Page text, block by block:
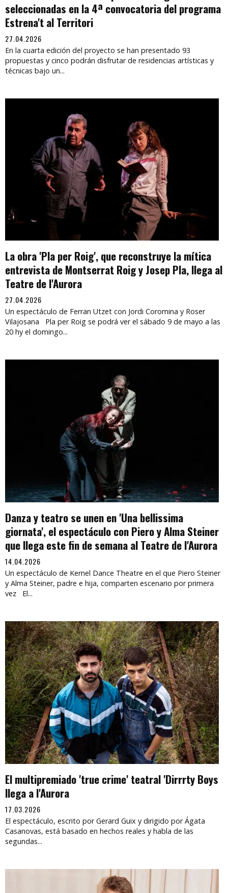
seleccionadas en la 4ª convocatoria del programa
Estrena't al Territori
27.04.2026
En la cuarta edición del proyecto se han presentado 93
propuestas y cinco podrán disfrutar de residencias artísticas y
técnicas bajo un...
La obra 'Pla per Roig', que reconstruye la mítica
entrevista de Montserrat Roig y Josep Pla, llega al
Teatre de l'Aurora
27.04.2026
Un espectáculo de Ferran Utzet con Jordi Coromina y Roser
Vilajosana Pla per Roig se podrá ver el sábado 9 de mayo a las
20 hy el domingo...
Danza y teatro se unen en 'Una bellissima
giornata', el espectáculo con Piero y Alma Steiner
que llega este fin de semana al Teatre de l'Aurora
14.04.2026
Un espectáculo de Kernel Dance Theatre en el que Piero Steiner
y Alma Steiner, padre e hija, comparten escenario por primera
vez El...
El multipremiado 'true crime' teatral 'Dirrrty Boys
llega a l'Aurora
17.03.2026
El espectáculo, escrito por Gerard Guix y dirigido por Ágata
Casanovas, está basado en hechos reales y habla de las
segundas...